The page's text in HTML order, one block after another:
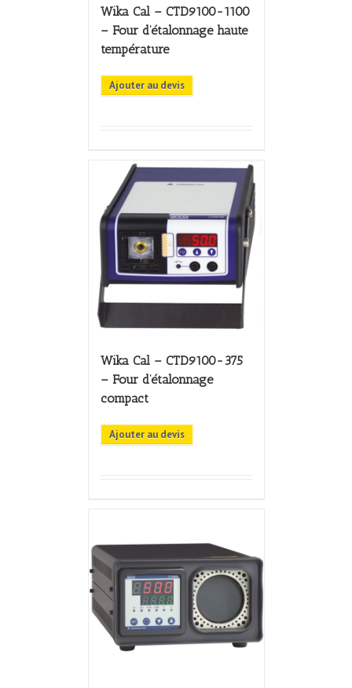
Wika Cal – CTD9100-1100
– Four d’étalonnage haute
température
Ajouter au devis
Wika Cal – CTD9100-375
– Four d’étalonnage
compact
Ajouter au devis